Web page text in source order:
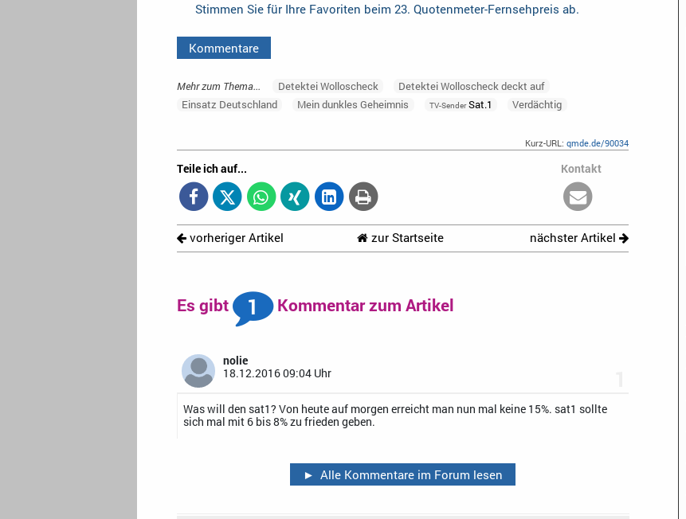
Stimmen Sie für Ihre Favoriten beim 23. Quotenmeter-Fernsehpreis ab.
Kommentare
Mehr zum Thema... Detektei Wolloscheck
Detektei Wolloscheck deckt auf
Einsatz Deutschland
Mein dunkles Geheimnis TV-SenderSat.1 Verdächtig
Kurz-URL:qmde.de/90034
Teile ich auf... Kontakt
vorheriger Artikel zur Startseite nächster Artikel
Es gibt 1 Kommentar zum Artikel
nolie
18.12.2016 09:04 Uhr
Was will den sat1? Von heute auf morgen erreicht man nun mal keine 15%. sat1 sollte
sich mal mit 6 bis 8% zu frieden geben.
► Alle Kommentare im Forum lesen